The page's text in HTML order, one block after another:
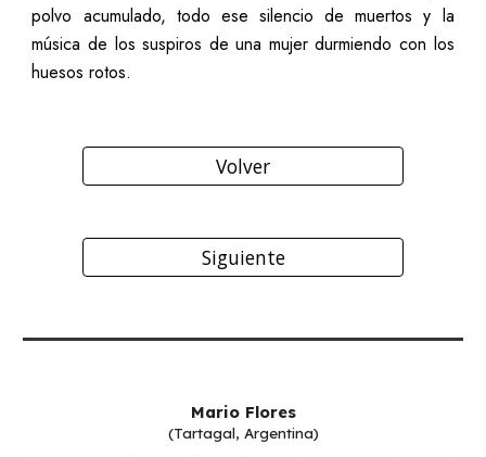
polvo acumulado, todo ese silencio de muertos y la
música de los suspiros de una mujer durmiendo con los
huesos rotos.
Volver
Siguiente
Mario Flores
(Tartagal, Argentina)